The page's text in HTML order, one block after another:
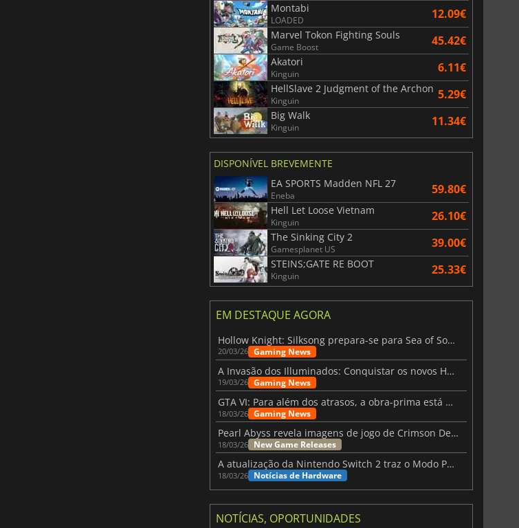
Montabi
LOADED 12.09€
Marvel Tokon Fighting Souls
Game Boost 45.42€
Akatori
Kinguin 6.11€
HellSlave 2 Judgment of the Archon
Kinguin 5.29€
Big Walk
Kinguin 11.34€
DISPONÍVEL BREVEMENTE
EA SPORTS Madden NFL 27
Eneba 59.80€
Hell Let Loose Vietnam
Kinguin 26.10€
The Sinking City 2
Gamesplanet US 39.00€
STEINS;GATE RE BOOT
Kinguin 25.33€
EM DESTAQUE AGORA
Hollow Knight: Silksong prepara-se para Sea of Sorrow com um patch
20/03/26 Gaming News
A Invasão dos Illuminados: Conquistar os novos Helldivers 2 Atualização!
19/03/26 Gaming News
GTA VI: Para além dos atrasos, a obra-prima está quase a chegar
18/03/26 Gaming News
Pearl Abyss revela imagens de jogo de Crimson Desert para a PS5
18/03/26 New Game Releases
A atualização da Nintendo Switch 2 traz o Modo Portátil aos jogos mais antigos da Switch
18/03/26 Notícias de Hardware
NOTÍCIAS, OPORTUNIDADES